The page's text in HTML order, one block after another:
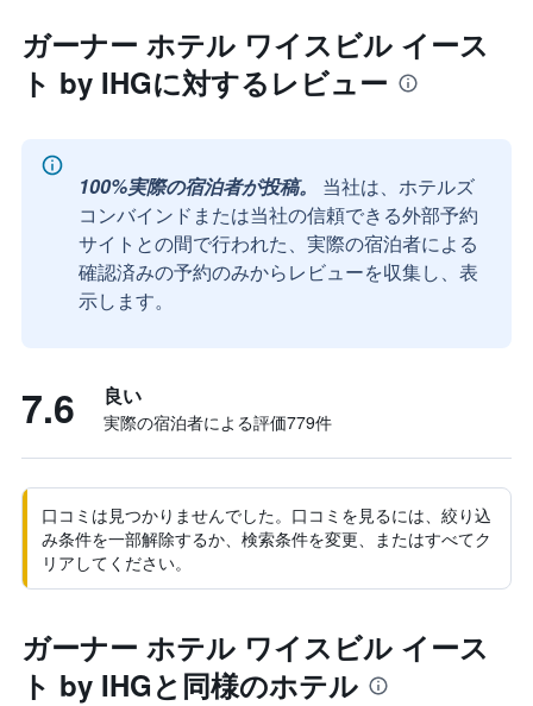
ガーナー ホテル ワイスビル イース
ト by IHGに対するレビュー
100%実際の宿泊者が投稿。
当社は、ホテルズ
コンバインドまたは当社の信頼できる外部予約
サイトとの間で行われた、実際の宿泊者による
確認済みの予約のみからレビューを収集し、表
示します。
7.6 良い
実際の宿泊者による評価779​件
口コミは見つかりませんでした。口コミを見るには、絞り込
み条件を一部解除するか、検索条件を変更、またはすべてク
リアしてください。
ガーナー ホテル ワイスビル イース
ト by IHGと同様のホテル